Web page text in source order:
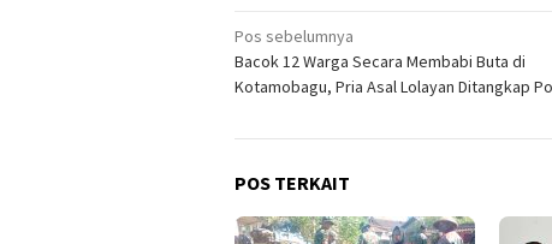
Navigasi
pos
Pos sebelumnya
Bacok 12 Warga Secara Membabi Buta di
Kotamobagu, Pria Asal Lolayan Ditangkap
POS TERKAIT